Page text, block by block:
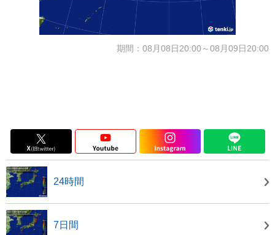
期間：08月08日20:00～08月09日20:00
24時間
7日間